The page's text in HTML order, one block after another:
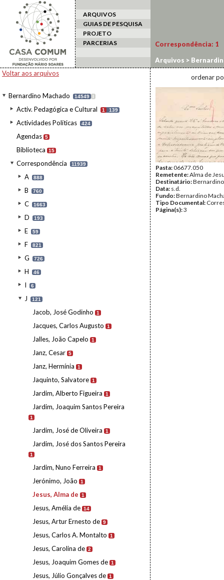
ARQUIVOS
GUIAS DE PESQUISA
PROJETO
PARCERIAS
Voltar aos arquivos
Bernardino Machado 14549 I
Activ. Pedagógica e Cultural 1 139
Actividades Políticas 424
Agendas 5
Biblioteca 15
Correspondência 11939
A 888
B 760
C 1663
D 193
E 59
F 821
G 726
H 46
I 6
J 121
Jacob, José Godinho 1
Jacques, Carlos Augusto 1
Jalles, João Capelo 1
Janz, Cesar 5
Janz, Hermínia 1
Jaquinto, Salvatore 1
Jardim, Alberto Figueira 1
Jardim, Joaquim Santos Pereira
1
Jardim, José de Oliveira 1
Jardim, José dos Santos Pereira
1
Jardim, Nuno Ferreira 1
Jerónimo, João 1
Jesus, Alma de 1
Jesus, Amélia de 14
Jesus, Artur Ernesto de 9
Jesus, Carlos A. Montalto 1
Jesus, Carolina de 2
Jesus, Joaquim Gomes de 1
Jesus, Júlio Gonçalves de 1
Correspondência: 1
Arquivos >
ordenar
Pasta:06677.050
Remetente:Alma de
Destinatário:
Data: s.d.
Fundo:Bernardino
Tipo Documental:
Página(s):3